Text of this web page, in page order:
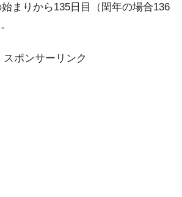
まりから135日目（閏年の場合136
スポンサーリンク